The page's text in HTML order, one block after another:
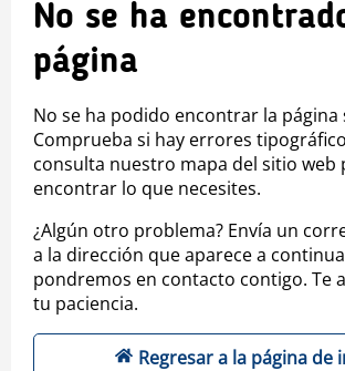
No se ha
página
No se ha podido encontrar la página
Comprueba si hay errores
consulta nuestro mapa del sitio web
encontrar lo que necesites.
¿Algún otro problema? Envía un
a la dirección que aparece a
pondremos en contacto contigo. Te
tu paciencia.
Regresar a la página de